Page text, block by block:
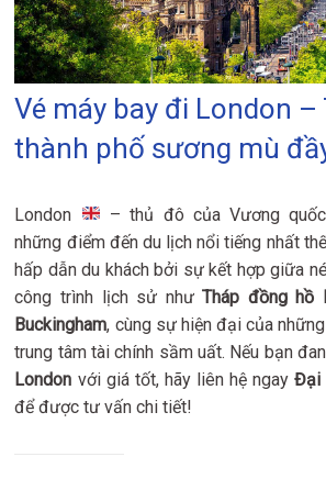
Vé máy bay đi London –
thành phố sương mù
London
– thủ đô của Vương
những điểm đến du lịch nổi tiếng nhất
hấp dẫn du khách bởi sự kết hợp giữa
công trình lịch sử nhưTháp đồng hồ
Buckingham, cùng sự hiện đại của
trung tâm tài chính sầm uất. Nếu bạn
London với giá tốt, hãy liên hệ ngayĐại
để được tư vấn chi tiết!